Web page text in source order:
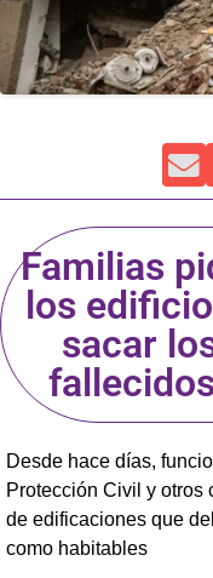
Familias
los
sacar
Desde hace días,
Protección Civil y otros
de edificaciones que
como habitables